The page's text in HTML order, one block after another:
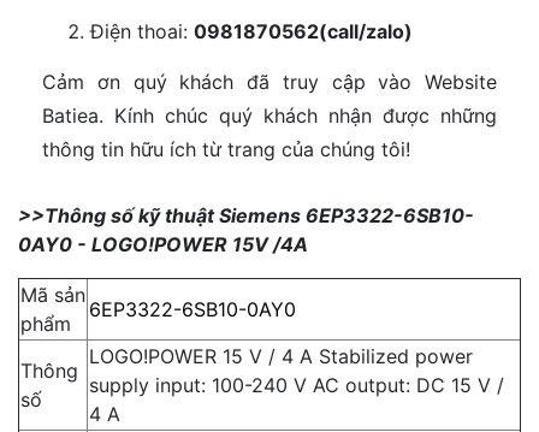
Điện thoai: 0981870562(call/zalo)
Cảm ơn quý khách đã truy cập vào Website
Batiea. Kính chúc quý khách nhận được những
thông tin hữu ích từ trang của chúng tôi!
>>Thông số kỹ thuật Siemens 6EP3322-6SB10-
0AY0 - LOGO!POWER 15V /4A
Mã sản
phẩm
6EP3322-6SB10-0AY0
Thông
số
LOGO!POWER 15 V / 4 A Stabilized power
supply input: 100-240 V AC output: DC 15 V /
4 A